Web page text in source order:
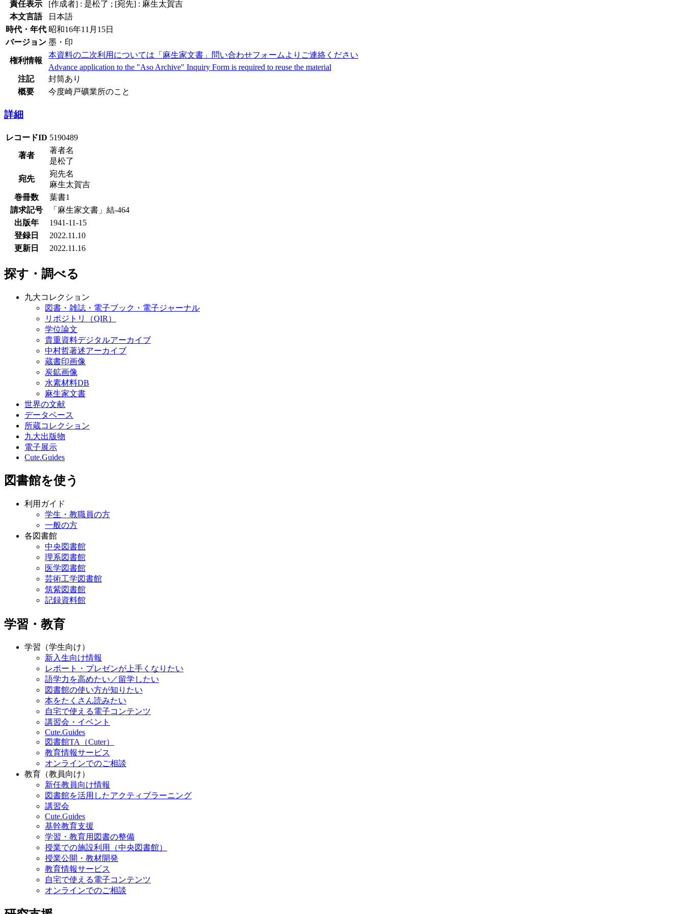
責任表示
[作成者] : 是松了 ; [宛先] : 麻生太賀吉
本文言語
日本語
時代・年代 昭和16年11月15日
バージョン 墨・印
権利情報
本資料の二次利用については「麻生家文書」問い合わせフォームよりご連絡ください
Advance application to the "Aso Archive" Inquiry Form is required to reuse the material
注記
封筒あり
概要
今度崎戸礦業所のこと
詳細
レコードID 5190489
著者
著者名
是松了
宛先
宛先名
麻生太賀吉
巻冊数
葉書1
請求記号
「麻生家文書」結-464
出版年
1941-11-15
登録日
2022.11.10
更新日
2022.11.16
探す・調べる
九大コレクション
図書・雑誌・電子ブック・電子ジャーナル
リポジトリ（QIR）
学位論文
貴重資料デジタルアーカイブ
中村哲著述アーカイブ
蔵書印画像
炭鉱画像
水素材料DB
麻生家文書
世界の文献
データベース
所蔵コレクション
九大出版物
電子展示
Cute.Guides
図書館を使う
利用ガイド
学生・教職員の方
一般の方
各図書館
中央図書館
理系図書館
医学図書館
芸術工学図書館
筑紫図書館
記録資料館
学習・教育
学習（学生向け）
新入生向け情報
レポート・プレゼンが上手くなりたい
語学力を高めたい／留学したい
図書館の使い方が知りたい
本をたくさん読みたい
自宅で使える電子コンテンツ
講習会・イベント
Cute.Guides
図書館TA（Cuter）
教育情報サービス
オンラインでのご相談
教育（教員向け）
新任教員向け情報
図書館を活用したアクティブラーニング
講習会
Cute.Guides
基幹教育支援
学習・教育用図書の整備
授業での施設利用（中央図書館）
授業公開・教材開発
教育情報サービス
自宅で使える電子コンテンツ
オンラインでのご相談